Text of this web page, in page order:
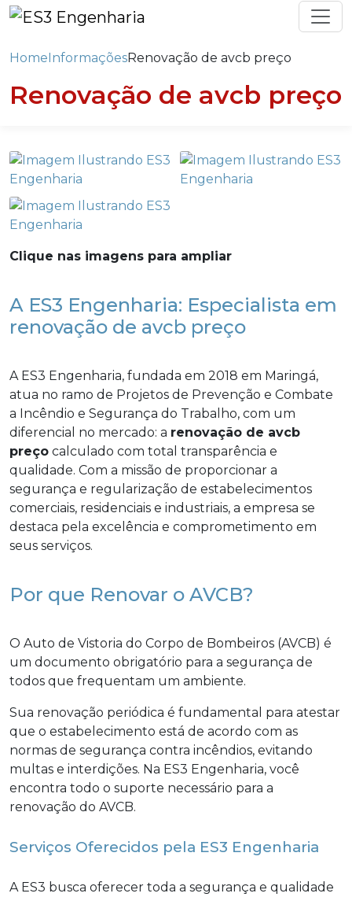
HomeInformaçõesRenovação de avcb preço
Renovação de avcb preço
Clique nas imagens para ampliar
A ES3 Engenharia: Especialista em
renovação de avcb preço
A ES3 Engenharia, fundada em 2018 em Maringá,
atua no ramo de Projetos de Prevenção e Combate
a Incêndio e Segurança do Trabalho, com um
diferencial no mercado: a renovação de avcb
preço calculado com total transparência e
qualidade. Com a missão de proporcionar a
segurança e regularização de estabelecimentos
comerciais, residenciais e industriais, a empresa se
destaca pela excelência e comprometimento em
seus serviços.
Por que Renovar o AVCB?
O Auto de Vistoria do Corpo de Bombeiros (AVCB) é
um documento obrigatório para a segurança de
todos que frequentam um ambiente.
Sua renovação periódica é fundamental para atestar
que o estabelecimento está de acordo com as
normas de segurança contra incêndios, evitando
multas e interdições. Na ES3 Engenharia, você
encontra todo o suporte necessário para a
renovação do AVCB.
Serviços Oferecidos pela ES3 Engenharia
A ES3 busca oferecer toda a segurança e qualidade